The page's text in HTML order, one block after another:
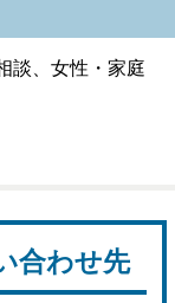
談、女性・家庭
合わせ先